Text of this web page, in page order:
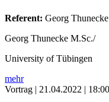
Referent: Georg
Georg Thunecke M.Sc./
University of Tübingen
mehr
Vortrag | 21.04.2022 |